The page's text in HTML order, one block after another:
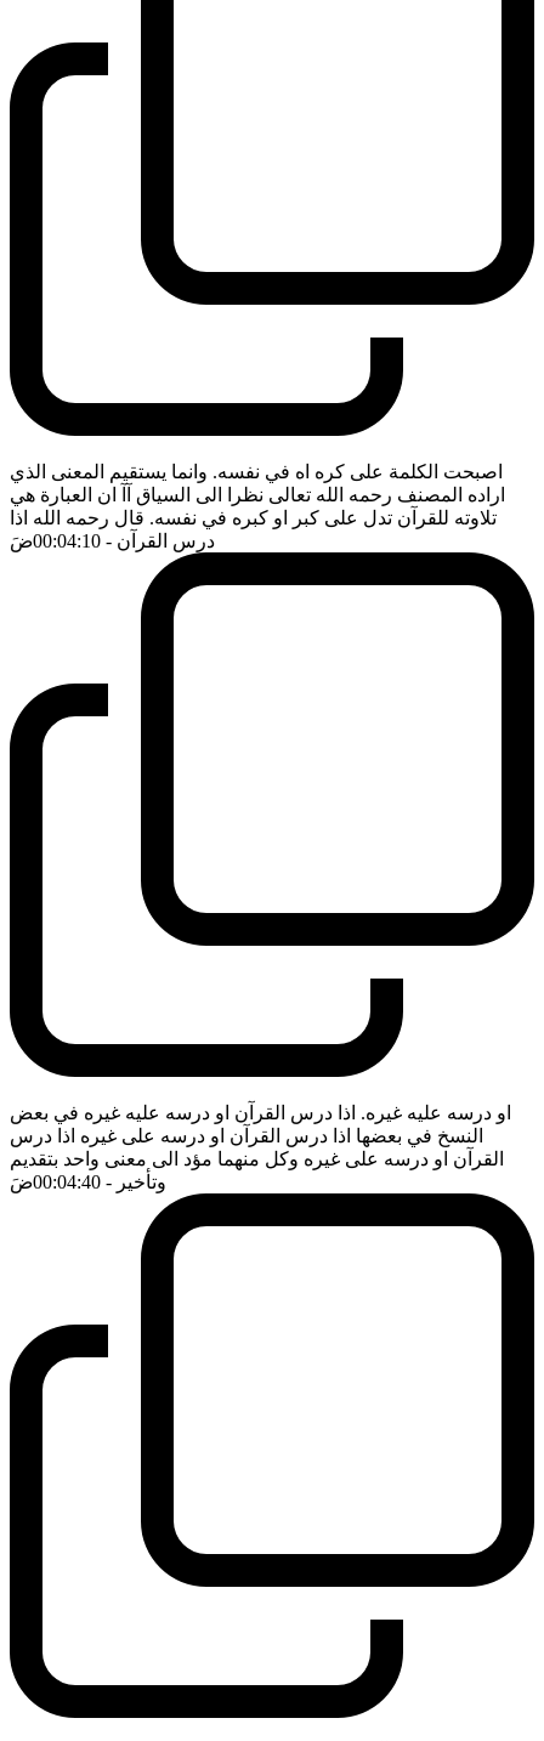
اصبحت الكلمة على كره اه في نفسه. وانما يستقيم المعنى الذي
اراده المصنف رحمه الله تعالى نظرا الى السياق آآ ان العبارة هي
تلاوته للقرآن تدل على كبر او كبره في نفسه. قال رحمه الله اذا
درس القرآن - 00:04:10 ضَ
او درسه عليه غيره. اذا درس القرآن او درسه عليه غيره في بعض
النسخ في بعضها اذا درس القرآن او درسه على غيره اذا درس
القرآن او درسه على غيره وكل منهما مؤد الى معنى واحد بتقديم
وتأخير - 00:04:40 ضَ